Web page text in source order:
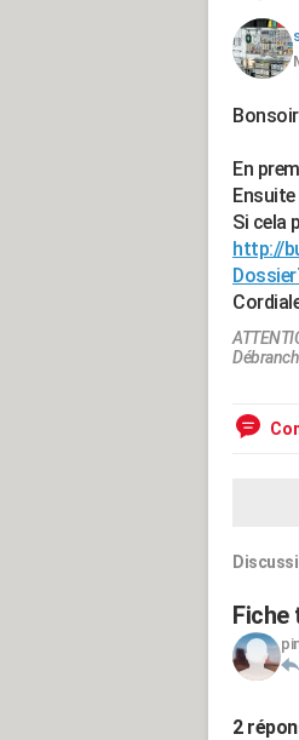
Bonsoir
En
Si cela
http://
Fiche
2